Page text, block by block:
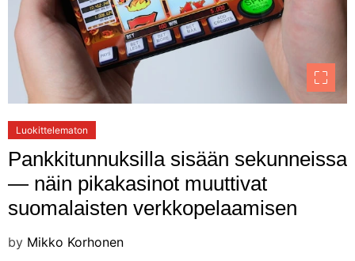
Luokittelematon
Pankkitunnuksilla sisään sekunneissa
— näin pikakasinot muuttivat
suomalaisten verkkopelaamisen
by Mikko Korhonen